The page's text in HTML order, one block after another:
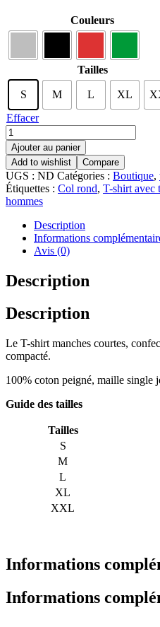
Couleurs
Tailles
S M L XL
Effacer
Ajouter au panier
Add to wishlist
Compare
UGS : ND Catégories : Boutique,
Étiquettes : Col rond, T-shirt avec
hommes
Description
Informations
Avis (0)
Description
Description
Le T-shirt manches courtes,
compacté.
100% coton peigné, maille single
Guide des tailles
Tailles
S
M
L
XL
XXL
Informations
Informations